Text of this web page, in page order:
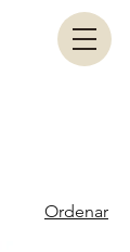
Ordenar